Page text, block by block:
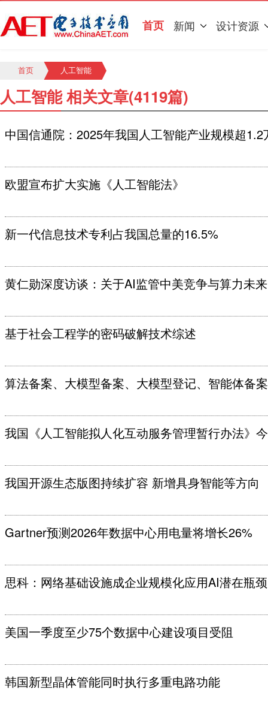
首页 新闻 设计资源
首页 人工智能
人工智能 相关文章(4119篇)
中国信通院：2025年我国人工智能产业规模超1.2
欧盟宣布扩大实施《人工智能法》
新一代信息技术专利占我国总量的16.5%
黄仁勋深度访谈：关于AI监管中美竞争与算力未来
基于社会工程学的密码破解技术综述
算法备案、大模型备案、大模型登记、智能体备
我国《人工智能拟人化互动服务管理暂行办法》
我国开源生态版图持续扩容 新增具身智能等方向
Gartner预测2026年数据中心用电量将增长26%
思科：网络基础设施成企业规模化应用AI潜在瓶颈
美国一季度至少75个数据中心建设项目受阻
韩国新型晶体管能同时执行多重电路功能